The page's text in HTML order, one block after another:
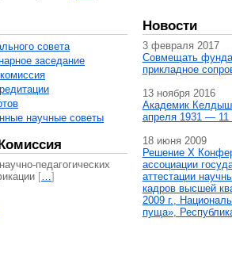
совета
заседание
научные советы
педагогических
[…]
Новости
3 февраля 2017
Совмещать
прикладное
13 ноября 2016
Академик
апреля 1931 — 11
18 июня 2009
Решение X
ассоциации
аттестации
кадров высшей
2009 г.,
пуща»,